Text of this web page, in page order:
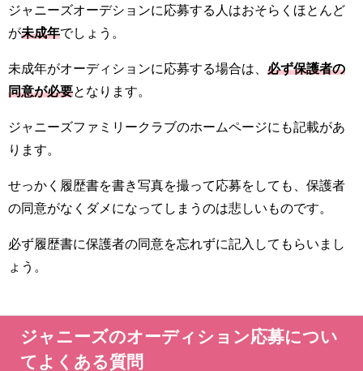
ジャニーズオーデションに応募する人はおそらくほとんど
が未成年でしょう。
未成年がオーディションに応募する場合は、 必ず保護者の
同意が必要となります。
ジャニーズファミリークラブのホームページにも記載があ
ります。
せっかく履歴書を書き写真を撮って応募をしても、保護者
の同意がなくダメになってしまうのは悲しいものです。
必ず履歴書に保護者の同意を忘れずに記入してもらいまし
ょう。
ジャニーズのオーディション応募につい
てよくある質問